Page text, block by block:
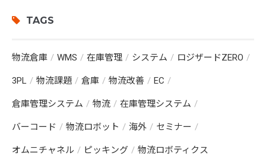
TAGS
物流倉庫 WMS 在庫管理 システム ロジザードZERO
3PL 物流課題 倉庫 物流改善 EC
倉庫管理システム 物流 在庫管理システム
バーコード 物流ロボット 海外 セミナー
オムニチャネル ピッキング 物流ロボティクス